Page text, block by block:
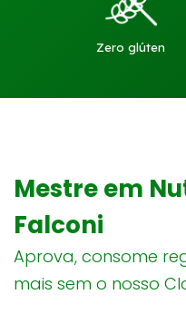
Zero glúten
Mestre em
Falconi
Aprova, consome
mais sem o nosso